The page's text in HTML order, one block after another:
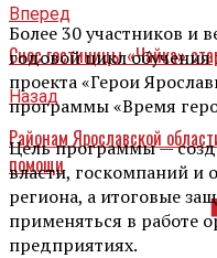
Вперед
Снос гостиницы «Чайка»
Назад
Районам Ярославской
помощи
Более 30 участников и
годовой цикл
проекта «Герои
программы «Время
Цель программы —
власти, госкомпаний и
региона, а итоговые
применяться в работе
предприятиях.